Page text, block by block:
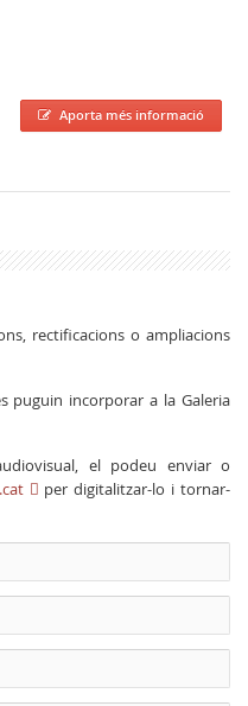
Aporta més informació
rectificacions o ampliacions
puguin incorporar a la Galeria
el podeu enviar o
per digitalitzar-lo i tornar-